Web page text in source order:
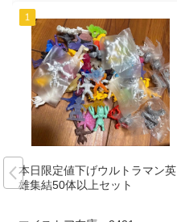
本日限定値下げウルトラマン英
雄集結50体以上セット